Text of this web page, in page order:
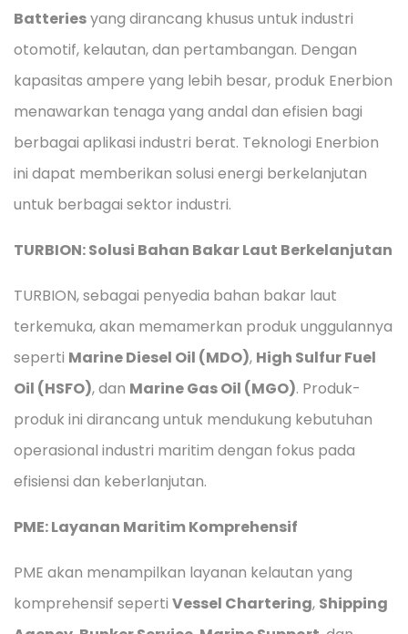
Batteriesyang dirancang khusus untuk industri
otomotif, kelautan, dan pertambangan. Dengan
kapasitas ampere yang lebih besar, produk Enerbion
menawarkan tenaga yang andal dan efisien bagi
berbagai aplikasi industri berat. Teknologi Enerbion
ini dapat memberikan solusi energi berkelanjutan
untuk berbagai sektor industri.
TURBION: Solusi Bahan Bakar Laut Berkelanjutan
TURBION, sebagai penyedia bahan bakar laut
terkemuka, akan memamerkan produk unggulannya
seperti Marine Diesel Oil (MDO), High Sulfur Fuel
Oil (HSFO), dan Marine Gas Oil (MGO). Produk-
produk ini dirancang untuk mendukung kebutuhan
operasional industri maritim dengan fokus pada
efisiensi dan keberlanjutan.
PME: Layanan Maritim Komprehensif
PME akan menampilkan layanan kelautan yang
komprehensif seperti Vessel Chartering, Shipping